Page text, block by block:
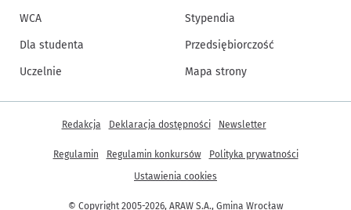
WCA
Dla studenta
Uczelnie
Stypendia
Przedsiębiorczość
Mapa strony
© Copyright 2005-2026, ARAW S.A., Gmina Wrocław
Inne informacje
Redakcja Deklaracja dostępności Newsletter
Regulamin Regulamin konkursów
Polityka prywatności
Ustawienia cookies